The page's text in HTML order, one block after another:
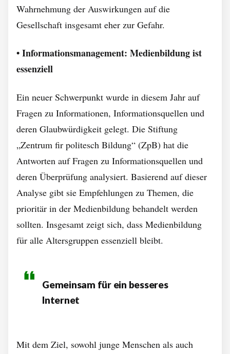
Wahrnehmung der Auswirkungen auf die
Gesellschaft insgesamt eher zur Gefahr.
• Informationsmanagement: Medienbildung ist
essenziell
Ein neuer Schwerpunkt wurde in diesem Jahr auf
Fragen zu Informationen, Informationsquellen und
deren Glaubwürdigkeit gelegt. Die Stiftung
„Zentrum fir politesch Bildung“ (ZpB) hat die
Antworten auf Fragen zu Informationsquellen und
deren Überprüfung analysiert. Basierend auf dieser
Analyse gibt sie Empfehlungen zu Themen, die
prioritär in der Medienbildung behandelt werden
sollten. Insgesamt zeigt sich, dass Medienbildung
für alle Altersgruppen essenziell bleibt.
Gemeinsam für ein besseres
Internet
Mit dem Ziel, sowohl junge Menschen als auch